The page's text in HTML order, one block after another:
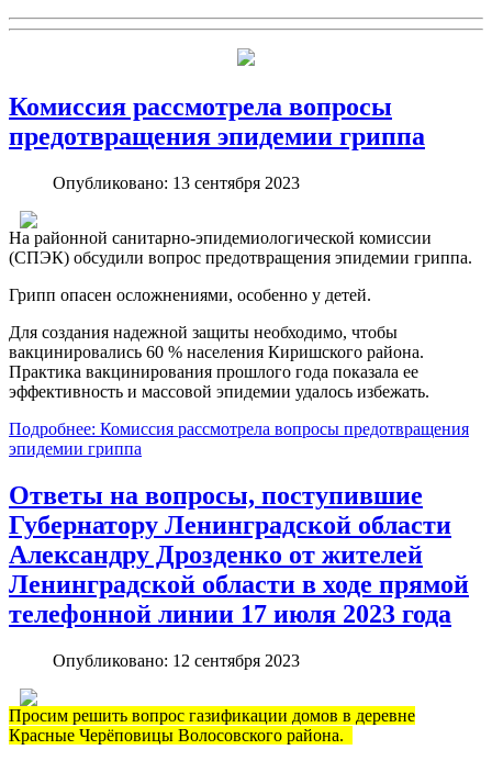
Комиссия рассмотрела вопросы
предотвращения эпидемии гриппа
Опубликовано: 13 сентября 2023
На районной санитарно-эпидемиологической комиссии
(СПЭК) обсудили вопрос предотвращения эпидемии гриппа.
Грипп опасен осложнениями, особенно у детей.
Для создания надежной защиты необходимо, чтобы
вакцинировались 60 % населения Киришского района.
Практика вакцинирования прошлого года показала ее
эффективность и массовой эпидемии удалось избежать.
Подробнее: Комиссия рассмотрела вопросы предотвращения
эпидемии гриппа
Ответы на вопросы, поступившие
Губернатору Ленинградской области
Александру Дрозденко от жителей
Ленинградской области в ходе прямой
телефонной линии 17 июля 2023 года
Опубликовано: 12 сентября 2023
Просим решить вопрос газификации домов в деревне
Красные Черёповицы Волосовского района.